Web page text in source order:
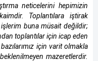
neticelerini hepimizin
Toplantılara iştirak
buna müsait değildir;
toplantılar için icap eden
için varit olmakla
mazeretlerdir.